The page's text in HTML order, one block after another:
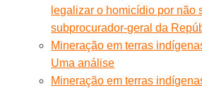
legalizar o homicídio por não
subprocurador-geral da
Mineração em terras
Uma análise
Mineração em terras